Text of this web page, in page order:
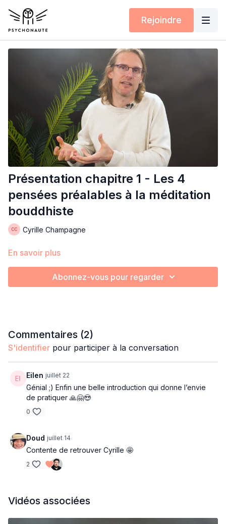
Rejoindre
Présentation chapitre 1 - Les 4
pensées préalables à la méditation
bouddhiste
Cyrille Champagne
En savoir plus
Abonnez-vous pour regarder
Commentaires (2)
S'identifier pour participer à la conversation
Eilen juillet 22
Génial ;) Enfin une belle introduction qui donne l’envie
de pratiquer 🙏🤗😍
0
Doud juillet 14
Contente de retrouver Cyrille 🤩
2
Vidéos associées